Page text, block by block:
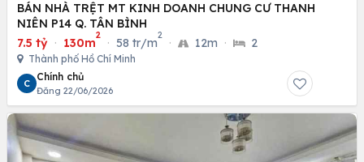
BÁN NHÀ TRỆT MT KINH DOANH CHUNG CƯ THANH
NIÊN P14 Q. TÂN BÌNH
7.5 tỷ · 130m
2
· 58 tr/m
2
· 12m · 2
Thành phố Hồ Chí Minh
C
Chính chủ
Đăng 22/06/2026